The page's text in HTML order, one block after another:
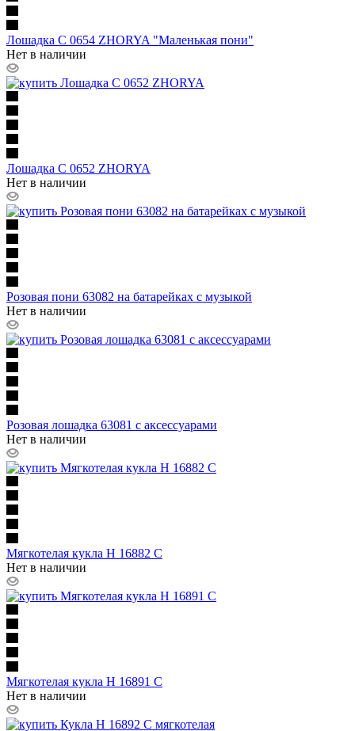
Лошадка C 0654 ZHORYA "Маленькая пони"
Нет в наличии
Лошадка C 0652 ZHORYA
Нет в наличии
Розовая пони 63082 на батарейках с музыкой
Нет в наличии
Розовая лошадка 63081 с аксессуарами
Нет в наличии
Мягкотелая кукла H 16882 C
Нет в наличии
Мягкотелая кукла H 16891 C
Нет в наличии